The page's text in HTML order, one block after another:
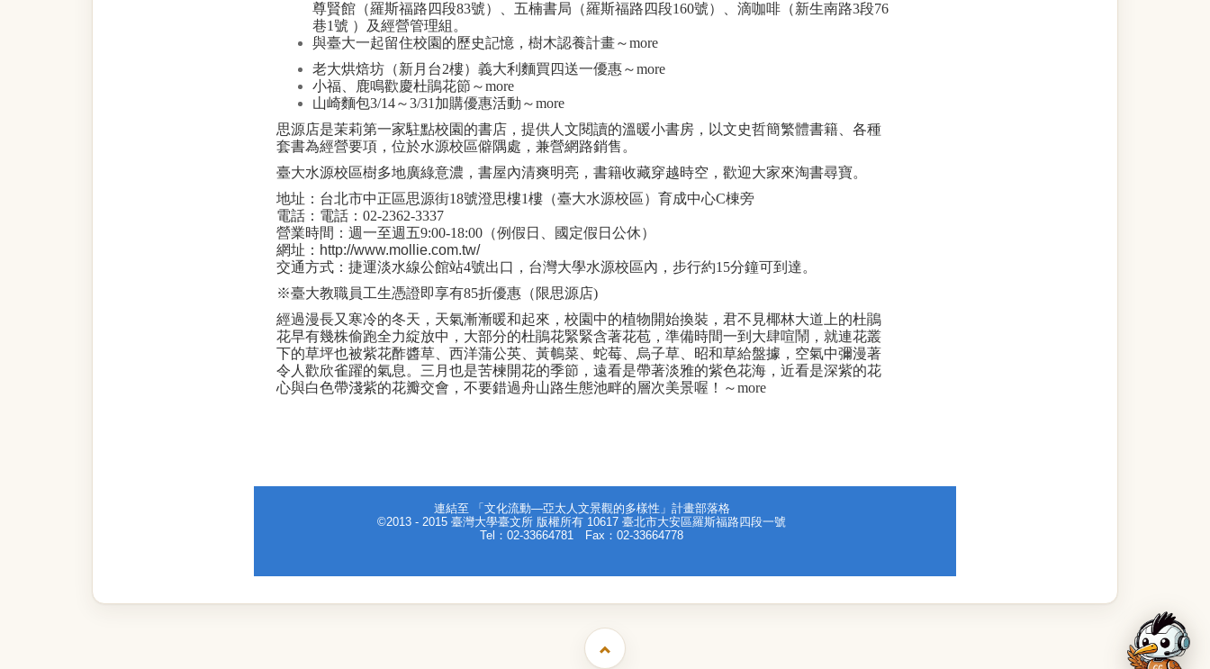
尊賢館（羅斯福路四段83號）、五楠書局（羅斯福路四段160號）、滴咖啡（新生南路3段76
巷1號 ）及經營管理組。
與臺大一起留住校園的歷史記憶，樹木認養計畫～more
老大烘焙坊（新月台2樓）義大利麵買四送一優惠～more
小福、鹿鳴歡慶杜鵑花節～more
山崎麵包3/14～3/31 加購優惠活動～more
思源店是茉莉第一家駐點校園的書店，提供人文閱讀的溫暖小書房，以文史哲簡繁體書籍、各種
套書為經營要項，位於水源校區僻隅處，兼營網路銷售。
臺大水源校區樹多地廣綠意濃，書屋內清爽明亮，書籍收藏穿越時空，歡迎大家來淘書尋寶。
地址：台北市中正區思源街18號澄思樓1樓（臺大水源校區）育成中心C棟旁
電話： 電話： 02-2362-3337
營業時間： 週一至週五9:00-18:00 （例假日、國定假日公休）
網址： http://www.mollie.com.tw/
交通方式： 捷運淡水線公館站4號出口，台灣大學水源校區內，步行約15分鐘可到達。
※臺大教職員工生憑證即享有85折優惠（限思源店)
經過漫長又寒冷的冬天，天氣漸漸暖和起來，校園中的植物開始換裝，君不見椰林大道上的杜鵑
花早有幾株偷跑全力綻放中，大部分的杜鵑花緊緊含著花苞，準備時間一到大肆喧鬧，就連花叢
下的草坪也被紫花酢醬草、西洋蒲公英、黃鵪菜、蛇莓、烏子草、昭和草給盤據，空氣中彌漫著
令人歡欣雀躍的氣息。三月也是苦楝開花的季節，遠看是帶著淡雅的紫色花海，近看是深紫的花
心與白色帶淺紫的花瓣交會，不要錯過舟山路生態池畔的層次美景喔！～more
連結至
「文化流動—亞太人文景觀的多樣性」計畫部落格
©2013 - 2015 臺灣大學臺文所 版權所有 10617 臺北市大安區羅斯福路四段一號
Tel：02-33664781 Fax：02-33664778